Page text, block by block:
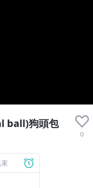
ball)狗頭包
0